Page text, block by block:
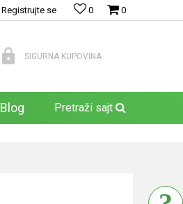
0
0
Registrujte se
SIGURNA KUPOVINA
Blog Pretraži sajt